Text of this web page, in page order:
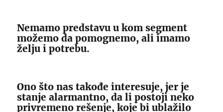
Nemamo predstavu u kom segment
možemo da pomognemo, ali imamo
želju i potrebu.
Ono što nas takođe interesuje, jer je
stanje alarmantno, da li postoji neko
privremeno rešenje, koje bi ublažilo